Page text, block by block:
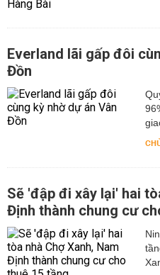
Everland lãi gấp đôi
Đồn
Sẽ 'đập đi xây lại' hai
Định thành chung cư